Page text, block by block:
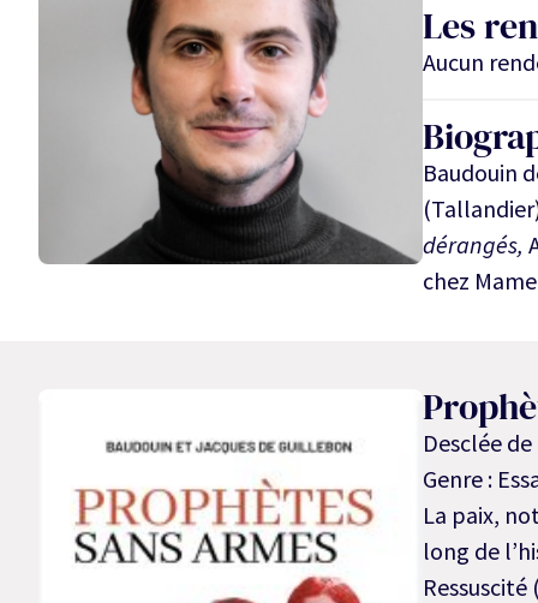
Les
Aucun
Baudouin
dérangés,
chez
Desclée
Genre :
La paix,
long de